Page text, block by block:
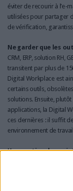
éviter de recourir à l’e-
utilisées pour partager
de vérification,
Ne garder que les
CRM, ERP, solution RH,
transitent par plus de
Digital Workplace est
certains outils,
solutions. Ensuite,
applications, la Digital
ces dernières : il suffit
environnement de
Une gestion de
documents de travail,
même plateforme, la